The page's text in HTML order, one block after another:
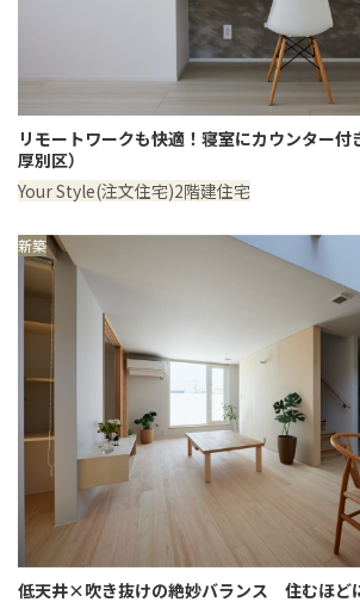
リモートワークも快適！寝室にカウンター
厚別区）
Your Style(注文住宅)2階建住宅
新築
低天井×吹き抜けの絶妙バランス 住むほど